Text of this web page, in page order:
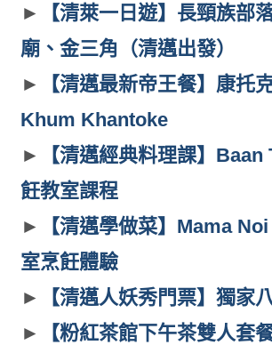
►
【清萊一日遊】長頸族部
廟、金三角（清邁出發）
►
【清邁最新帝王餐】康托
Khum Khantoke
►
【清邁經典料理課】
飪教室課程
►
【清邁學做菜】Mama
室烹飪體驗
►
【清邁人妖秀門票】獨家
►
【粉紅茶館下午茶雙人套